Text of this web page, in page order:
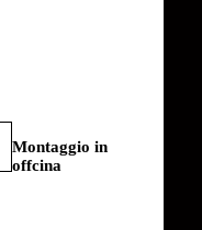
Montaggio in
offcina